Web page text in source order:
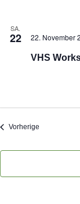
SA.
22 22. November
VHS
Vorherige